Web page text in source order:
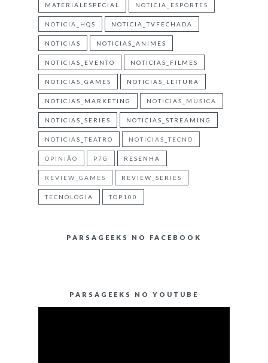
MATERIALESPECIAL NOTICIA_ESPORTES
NOTICIA_HQS NOTICIA_TVFECHADA
NOTICIAS NOTICIAS_ANIMES
NOTICIAS_EVENTO NOTICIAS_FILMES
NOTICIAS_GAMES NOTICIAS_LEITURA
NOTICIAS_MARKETING NOTICIAS_MUSICA
NOTICIAS_SERIES NOTICIAS_STREAMING
NOTICIAS_TEATRO NOTICIAS_TECNO
OPINIÃO P7G RESENHA
REVIEW_GAMES REVIEW_SERIES
TECNOLOGIA TOP100
PARSAGEEKS NO FACEBOOK
PARSAGEEKS NO YOUTUBE